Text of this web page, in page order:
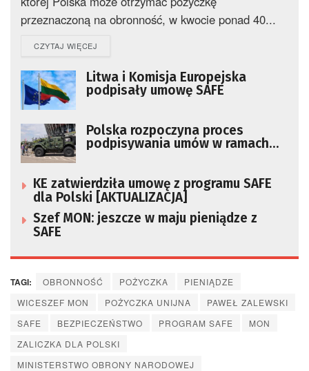
przeznaczoną na obronność, w kwocie ponad 40...
CZYTAJ WIĘCEJ
Litwa i Komisja Europejska
podpisały umowę SAFE
Polska rozpoczyna proces
podpisywania umów w ramach
KE zatwierdziła umowę z programu SAFE
dla Polski [AKTUALIZACJA]
Szef MON: jeszcze w maju pieniądze z
SAFE
TAGI: OBRONNOŚĆ POŻYCZKA
PIENIĄDZE
WICESZEF MON
POŻYCZKA UNIJNA
PAWEŁ ZALEWSKI
SAFE
BEZPIECZEŃSTWO PROGRAM SAFE
MON
ZALICZKA DLA POLSKI
MINISTERSTWO OBRONY NARODOWEJ